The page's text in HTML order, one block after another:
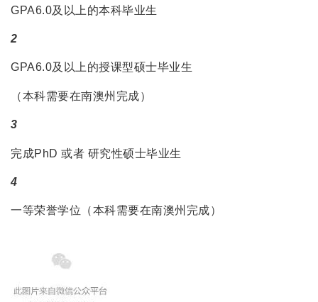
GPA6.0及以上的本科毕业生
2
GPA6.0及以上的授课型硕士毕业生
（本科需要在南澳州完成）
3
完成PhD 或者 研究性硕士毕业生
4
一等荣誉学位（本科需要在南澳州完成）